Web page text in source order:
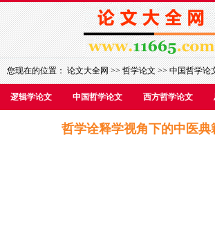
您现在的位置：论文大全网>>哲学论文>>中国哲学论
逻辑学论文 中国哲学论文 西方哲学论文
哲学诠释学视角下的中医典